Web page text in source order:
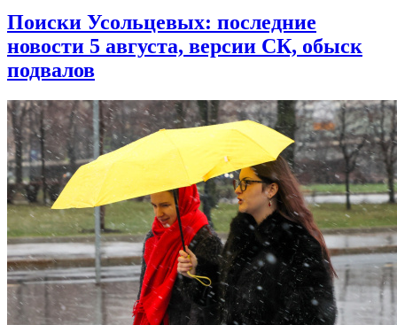
Поиски Усольцевых: последние
новости 5 августа, версии СК, обыск
подвалов